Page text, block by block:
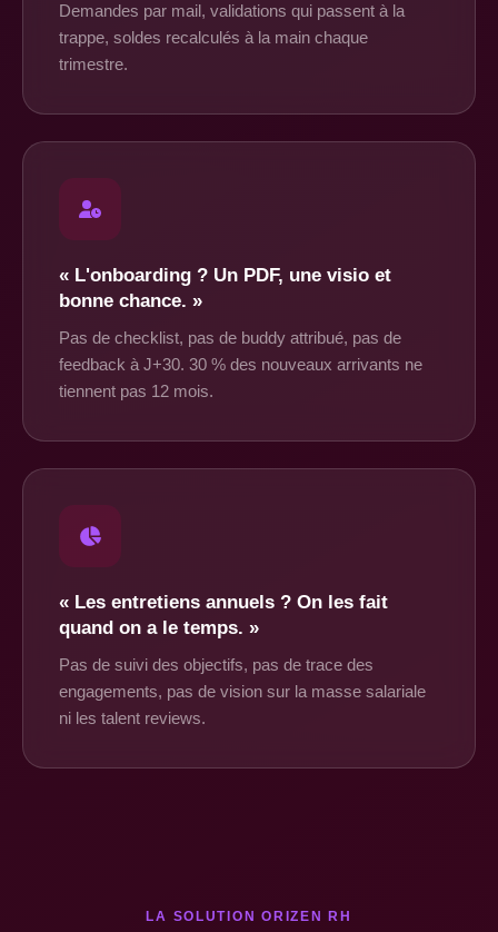
Demandes par mail, validations qui passent à la
trappe, soldes recalculés à la main chaque
trimestre.
« L'onboarding ? Un PDF, une visio et
bonne chance. »
Pas de checklist, pas de buddy attribué, pas de
feedback à J+30. 30 % des nouveaux arrivants ne
tiennent pas 12 mois.
« Les entretiens annuels ? On les fait
quand on a le temps. »
Pas de suivi des objectifs, pas de trace des
engagements, pas de vision sur la masse salariale
ni les talent reviews.
LA SOLUTION ORIZEN RH